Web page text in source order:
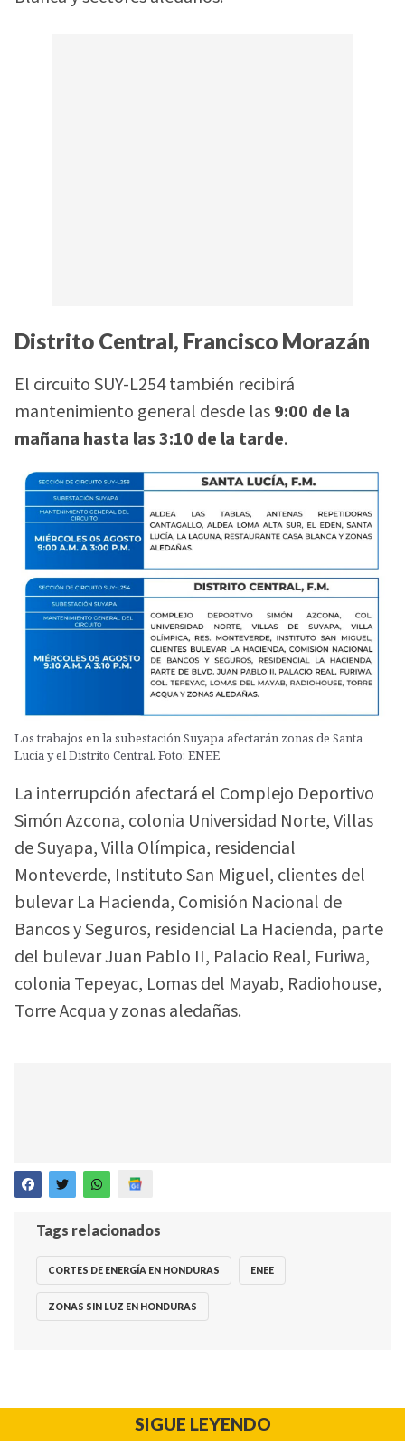
Distrito Central, Francisco Morazán
El circuito SUY-L254 también recibirá
mantenimiento general desde las9:00 de la
mañana hasta las 3:10 de la tarde.
Los trabajos en la subestación Suyapa afectarán zonas de Santa
Lucía y el Distrito Central. Foto: ENEE
La interrupción afectará el Complejo Deportivo
Simón Azcona, colonia Universidad Norte, Villas
de Suyapa, Villa Olímpica, residencial
Monteverde, Instituto San Miguel, clientes del
bulevar La Hacienda, Comisión Nacional de
Bancos y Seguros, residencial La Hacienda, parte
del bulevar Juan Pablo II, Palacio Real, Furiwa,
colonia Tepeyac, Lomas del Mayab, Radiohouse,
Torre Acqua y zonas aledañas.
Tags relacionados
CORTES DE ENERGÍA EN HONDURAS ENEE
ZONAS SIN LUZ EN HONDURAS
SIGUE LEYENDO